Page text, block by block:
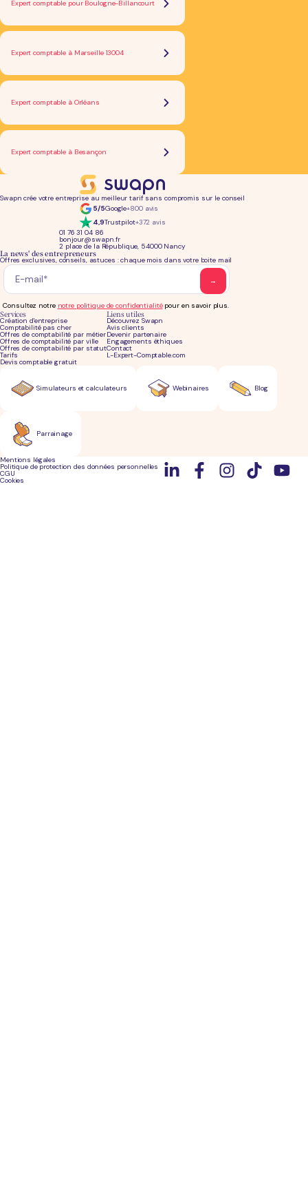
Expert comptable pour Boulogne-Billancourt
Expert comptable à Marseille 13004
Expert comptable à Orléans
Expert comptable à Besançon
Swapn crée votre entreprise au meilleur tarif sans compromis sur le conseil
5/5Google+800 avis
4,9Trustpilot+372 avis
01 76 31 04 86
bonjour@swapn.fr
2 place de la République, 54000 Nancy
Services
Création d'entreprise
Comptabilité pas cher
Offres de comptabilité par métier
Offres de comptabilité par ville
Offres de comptabilité par statut
Tarifs
Devis comptable gratuit
Liens utiles
Découvrez Swapn
Avis clients
Devenir partenaire
Engagements éthiques
Contact
L-Expert-Comptable.com
La news' des entrepreneurs
Offres exclusives, conseils, astuces : chaque mois dans votre boite mail
Consultez notre notre politique de confidentialitépour en savoir plus.
Simulateurs et calculateurs Blog
Parrainage
Webinaires
Mentions légales
Politique de protection des données personnelles
CGU
Cookies